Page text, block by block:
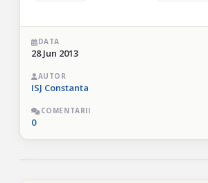
DATA
28 Jun 2013
AUTOR
ISJ Constanta
COMENTARII
0